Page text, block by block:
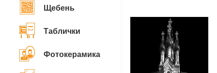
Щебень
Таблички
Фотокерамика